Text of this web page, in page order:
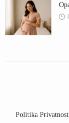
Politika